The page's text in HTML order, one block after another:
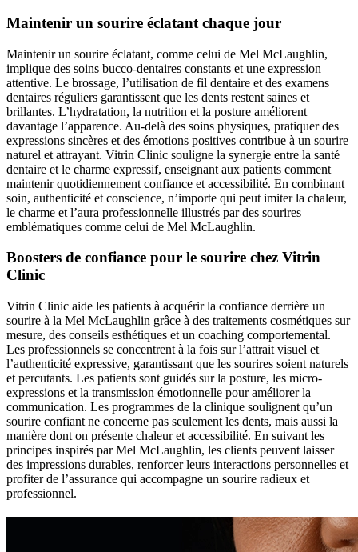
Maintenir un sourire éclatant chaque jour
Maintenir un sourire éclatant, comme celui de Mel McLaughlin,
implique des soins bucco-dentaires constants et une expression
attentive. Le brossage, l’utilisation de fil dentaire et des examens
dentaires réguliers garantissent que les dents restent saines et
brillantes. L’hydratation, la nutrition et la posture améliorent
davantage l’apparence. Au-delà des soins physiques, pratiquer des
expressions sincères et des émotions positives contribue à un sourire
naturel et attrayant. Vitrin Clinic souligne la synergie entre la santé
dentaire et le charme expressif, enseignant aux patients comment
maintenir quotidiennement confiance et accessibilité. En combinant
soin, authenticité et conscience, n’importe qui peut imiter la chaleur,
le charme et l’aura professionnelle illustrés par des sourires
emblématiques comme celui de Mel McLaughlin.
Boosters de confiance pour le sourire chez Vitrin
Clinic
Vitrin Clinic aide les patients à acquérir la confiance derrière un
sourire à la Mel McLaughlin grâce à des traitements cosmétiques sur
mesure, des conseils esthétiques et un coaching comportemental.
Les professionnels se concentrent à la fois sur l’attrait visuel et
l’authenticité expressive, garantissant que les sourires soient naturels
et percutants. Les patients sont guidés sur la posture, les micro-
expressions et la transmission émotionnelle pour améliorer la
communication. Les programmes de la clinique soulignent qu’un
sourire confiant ne concerne pas seulement les dents, mais aussi la
manière dont on présente chaleur et accessibilité. En suivant les
principes inspirés par Mel McLaughlin, les clients peuvent laisser
des impressions durables, renforcer leurs interactions personnelles et
profiter de l’assurance qui accompagne un sourire radieux et
professionnel.